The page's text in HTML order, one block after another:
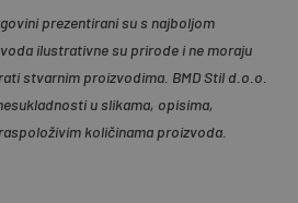
prezentirani su s najboljom
ilustrativne su prirode i ne moraju
stvarnim proizvodima. BMD Stil d.o.o.
u slikama, opisima,
količinama proizvoda.